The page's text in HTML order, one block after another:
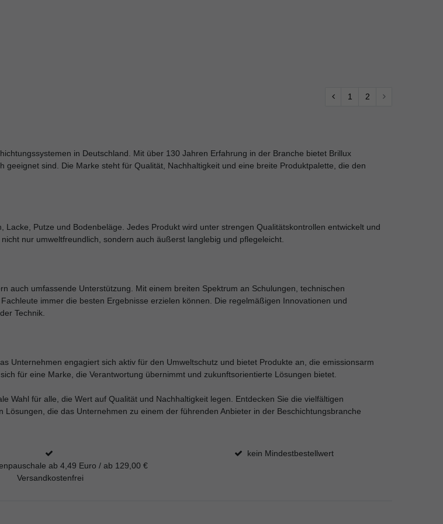
1 2
in Deutschland. Mit über 130 Jahren Erfahrung in der Branche bietet Brillux
sind. Die Marke steht für Qualität, Nachhaltigkeit und eine breite Produktpalette, die den
Putze und Bodenbeläge. Jedes Produkt wird unter strengen Qualitätskontrollen entwickelt und
nur umweltfreundlich, sondern auch äußerst langlebig und pflegeleicht.
auch umfassende Unterstützung. Mit einem breiten Spektrum an Schulungen, technischen
immer die besten Ergebnisse erzielen können. Die regelmäßigen Innovationen und
Technik.
Unternehmen engagiert sich aktiv für den Umweltschutz und bietet Produkte an, die emissionsarm
für eine Marke, die Verantwortung übernimmt und zukunftsorientierte Lösungen bietet.
Wahl für alle, die Wert auf Qualität und Nachhaltigkeit legen. Entdecken Sie die vielfältigen
die das Unternehmen zu einem der führenden Anbieter in der Beschichtungsbranche
ab 4,49 Euro / ab 129,00 €
Versandkostenfrei
kein Mindestbestellwert